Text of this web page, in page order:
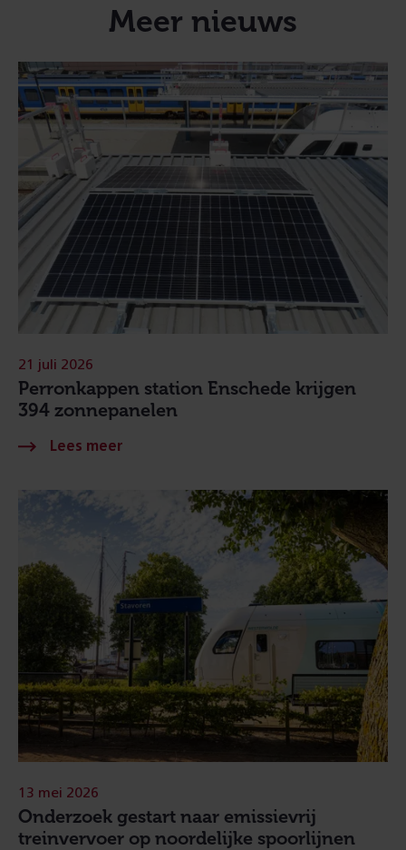
Meer nieuws
Perronkappen station Enschede krijgen
394 zonnepanelen
21 juli 2026
Onderzoek gestart naar emissievrij
treinvervoer op noordelijke spoorlijnen
13 mei 2026